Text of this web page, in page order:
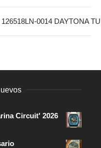
126518LN-0014 DAYTONA
Circuit' 2026